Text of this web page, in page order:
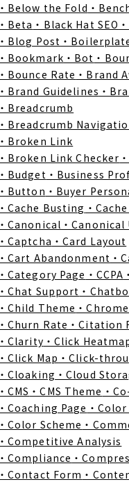
・Below the Fold ・
・Beta ・Black Hat SEO
・Blog Post ・
・Bookmark ・Bot ・
・Bounce Rate ・Brand
・Brand Guidelines ・
・Breadcrumb
・Breadcrumb
・Broken Link
・Broken Link Checker
・Budget ・Business
・Button ・Buyer
・Cache Busting ・
・Canonical ・Canonical
・Captcha ・Card Layout
・Cart Abandonment ・
・Category Page ・CCPA
・Chat Support ・
・Child Theme ・
・Churn Rate ・Citation
・Clarity ・Click
・Click Map ・Click-
・Cloaking ・Cloud
・CMS ・CMS Theme ・
・Coaching Page ・
・Color Scheme ・
・Competitive Analysis
・Compliance ・
・Contact Form ・